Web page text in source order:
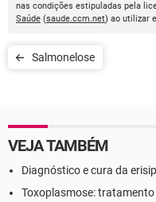
nas condições estipuladas pela
Saúde (saude.ccm.net) ao utilizar
Salmonelose
VEJA TAMBÉM
Diagnóstico e cura da
Toxoplasmose: tratamento